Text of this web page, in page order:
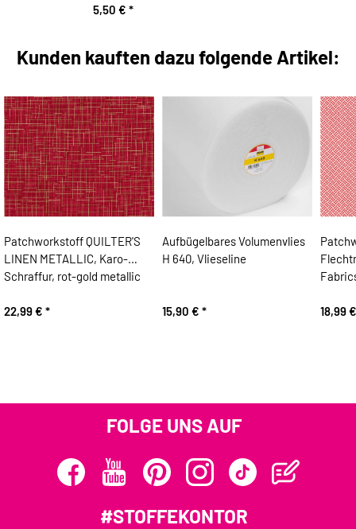
5,50 € *
Kunden kauften dazu folgende Artikel:
Patchworkstoff QUILTER'S
LINEN METALLIC, Karo-
Schraffur, rot-gold metallic
22,99 € *
Aufbügelbares Volumenvlies
H 640, Vlieseline
15,90 € * 18,99
FOLGE UNS AUF
#STOFFEKONTOR